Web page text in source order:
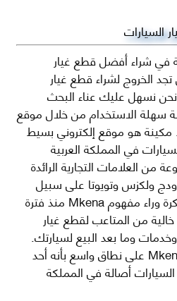
شراء أفضل قطع غيار
الخروج لشراء قطع غيار
نسهل عليك عناء البحث
سهلة الاستخدام من خلال موقع
مكينة هو موقع إلكتروني بسيط
في المملكة العربية
العلامات التجارية الرائدة
ولكزس وتويوتا على سبيل
المثال لا الحصر. نشأت الفكرة وراء مفهوم Mkena منذ فترة
من المتاعب لقطع غيار
وما بعد البيع لسيارتك.
ومنذ ذلك الحين ، اشتهر Mkena على نطاق واسع بأنه أحد
أصالة في المملكة